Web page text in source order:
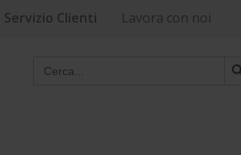
Servizio Clienti Lavora con noi